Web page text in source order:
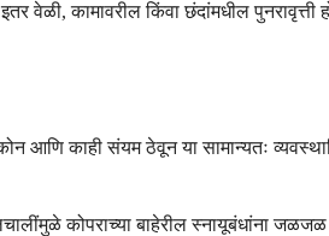
कामावरील किंवा छंदांमधील
आणि काही संयम ठेवून या सामान्यतः
कोपराच्या बाहेरील स्नायूबंधांना